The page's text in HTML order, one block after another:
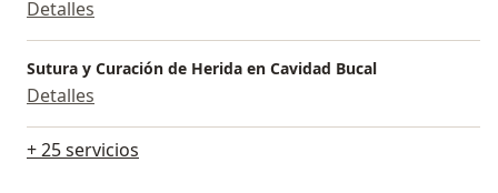
Detalles
Sutura y Curación de Herida en Cavidad Bucal
Detalles
+ 25 servicios